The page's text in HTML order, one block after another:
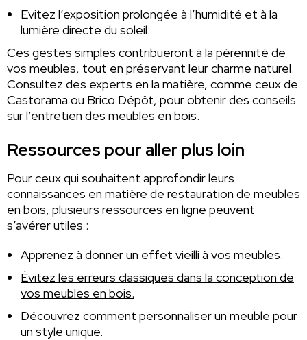
Evitez l’exposition prolongée à l’humidité et à la
lumière directe du soleil.
Ces gestes simples contribueront à la pérennité de
vos meubles, tout en préservant leur charme naturel.
Consultez des experts en la matière, comme ceux de
Castorama ou Brico Dépôt, pour obtenir des conseils
sur l’entretien des meubles en bois.
Ressources pour aller plus loin
Pour ceux qui souhaitent approfondir leurs
connaissances en matière de restauration de meubles
en bois, plusieurs ressources en ligne peuvent
s’avérer utiles :
Apprenez à donner un effet vieilli à vos meubles.
Évitez les erreurs classiques dans la conception de
vos meubles en bois.
Découvrez comment personnaliser un meuble pour
un style unique.